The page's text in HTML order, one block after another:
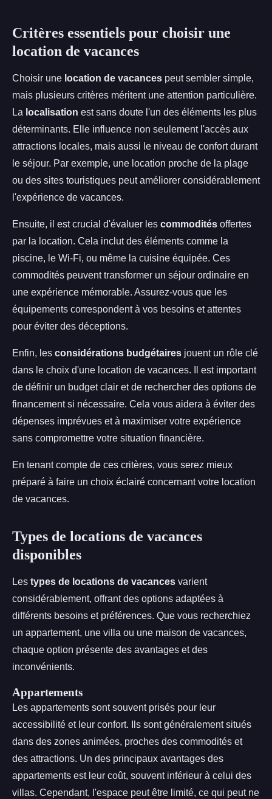
Critères essentiels pour choisir une
location de vacances
Choisir une location de vacances peut sembler simple,
mais plusieurs critères méritent une attention particulière.
La localisation est sans doute l'un des éléments les plus
déterminants. Elle influence non seulement l'accès aux
attractions locales, mais aussi le niveau de confort durant
le séjour. Par exemple, une location proche de la plage
ou des sites touristiques peut améliorer considérablement
l'expérience de vacances.
Ensuite, il est crucial d'évaluer les commodités offertes
par la location. Cela inclut des éléments comme la
piscine, le Wi-Fi, ou même la cuisine équipée. Ces
commodités peuvent transformer un séjour ordinaire en
une expérience mémorable. Assurez-vous que les
équipements correspondent à vos besoins et attentes
pour éviter des déceptions.
Enfin, les considérations budgétaires jouent un rôle clé
dans le choix d'une location de vacances. Il est important
de définir un budget clair et de rechercher des options de
financement si nécessaire. Cela vous aidera à éviter des
dépenses imprévues et à maximiser votre expérience
sans compromettre votre situation financière.
En tenant compte de ces critères, vous serez mieux
préparé à faire un choix éclairé concernant votre location
de vacances.
Types de locations de vacances
disponibles
Les types de locations de vacances varient
considérablement, offrant des options adaptées à
différents besoins et préférences. Que vous recherchiez
un appartement, une villa ou une maison de vacances,
chaque option présente des avantages et des
inconvénients.
Appartements
Les appartements sont souvent prisés pour leur
accessibilité et leur confort. Ils sont généralement situés
dans des zones animées, proches des commodités et
des attractions. Un des principaux avantages des
appartements est leur coût, souvent inférieur à celui des
villas. Cependant, l'espace peut être limité, ce qui peut ne